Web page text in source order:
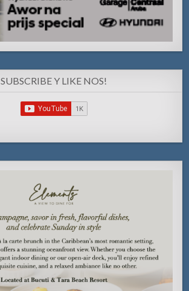
SUBSCRIBE Y LIKE NOS!